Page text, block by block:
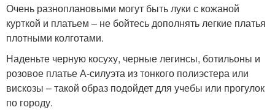
Очень разноплановыми могут быть луки с кожаной
курткой и платьем – не бойтесь дополнять легкие платья
плотными колготами.
Наденьте черную косуху, черные легинсы, ботильоны и
розовое платье А-силуэта из тонкого полиэстера или
вискозы – такой образ подойдет для учебы или прогулок
по городу.